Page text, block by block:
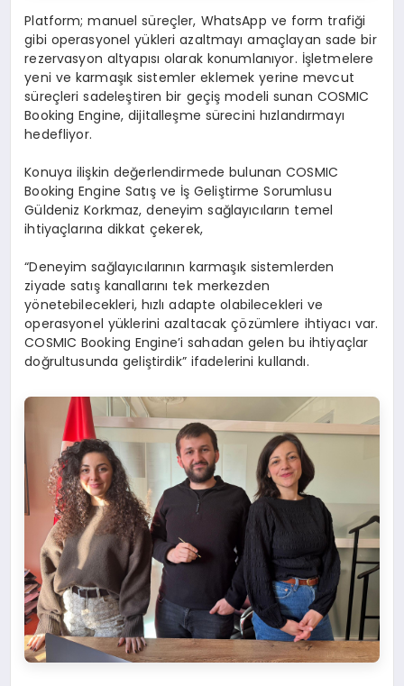
Platform; manuel süreçler, WhatsApp ve form trafiği
gibi operasyonel yükleri azaltmayı amaçlayan sade bir
rezervasyon altyapısı olarak konumlanıyor. İşletmelere
yeni ve karmaşık sistemler eklemek yerine mevcut
süreçleri sadeleştiren bir geçiş modeli sunan COSMIC
Booking Engine, dijitalleşme sürecini hızlandırmayı
hedefliyor.
Konuya ilişkin değerlendirmede bulunan COSMIC
Booking Engine Satış ve İş Geliştirme Sorumlusu
Güldeniz Korkmaz, deneyim sağlayıcıların temel
ihtiyaçlarına dikkat çekerek,
“Deneyim sağlayıcılarının karmaşık sistemlerden
ziyade satış kanallarını tek merkezden
yönetebilecekleri, hızlı adapte olabilecekleri ve
operasyonel yüklerini azaltacak çözümlere ihtiyacı var.
COSMIC Booking Engine’i sahadan gelen bu ihtiyaçlar
doğrultusunda geliştirdik” ifadelerini kullandı.